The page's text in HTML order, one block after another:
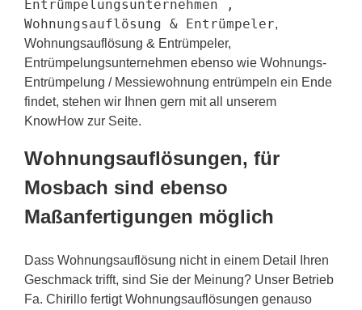
Entrümpelungsunternehmen ,
Wohnungsauflösung & Entrümpeler,
Wohnungsauflösung & Entrümpeler,
Entrümpelungsunternehmen ebenso wie Wohnungs-
Entrümpelung / Messiewohnung entrümpeln ein Ende
findet, stehen wir Ihnen gern mit all unserem
KnowHow zur Seite.
Wohnungsauflösungen, für
Mosbach sind ebenso
Maßanfertigungen möglich
Dass Wohnungsauflösung nicht in einem Detail Ihren
Geschmack trifft, sind Sie der Meinung? Unser Betrieb
Fa. Chirillo fertigt Wohnungsauflösungen genauso